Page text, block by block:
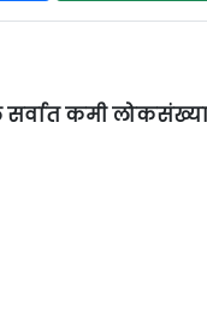
सर्वात कमी